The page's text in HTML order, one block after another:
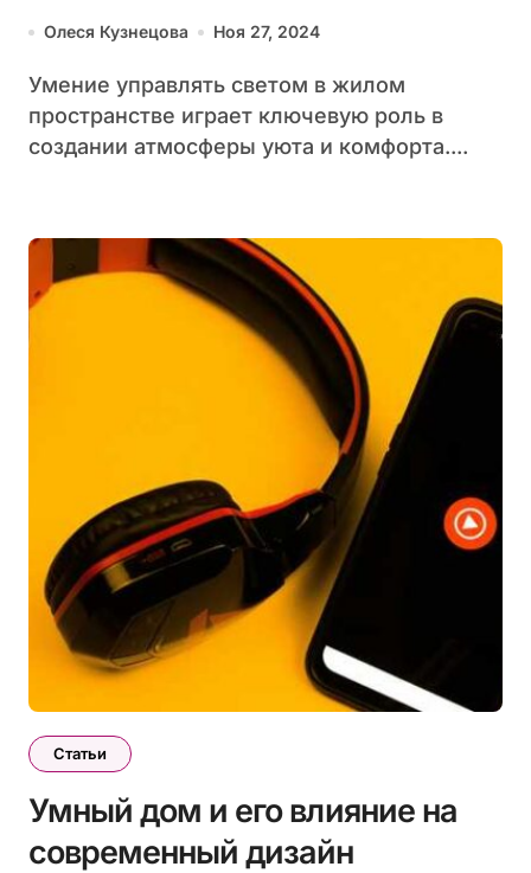
квартиры
Олеся Кузнецова Ноя 27, 2024
Умение управлять светом в жилом
пространстве играет ключевую роль в
создании атмосферы уюта и комфорта....
Статьи
Умный дом и его влияние на
современный дизайн